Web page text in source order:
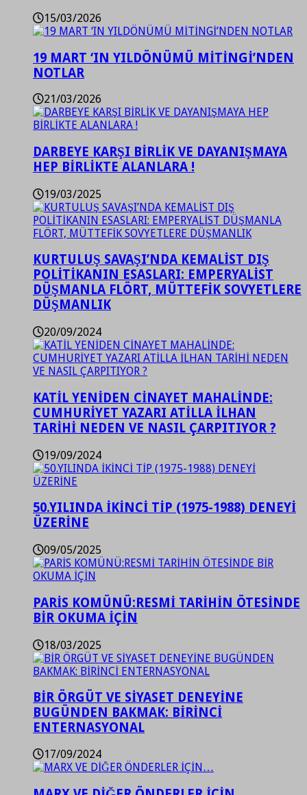
15/03/2026
19 MART ‘IN YILDÖNÜMÜ MİTİNGİ’NDEN
NOTLAR
21/03/2026
DARBEYE KARŞI BİRLİK VE DAYANIŞMAYA
HEP BİRLİKTE ALANLARA !
19/03/2025
KURTULUŞ SAVAŞI’NDA KEMALİST DIŞ
POLİTİKANIN ESASLARI: EMPERYALİST
DÜŞMANLA FLÖRT, MÜTTEFİK SOVYETLERE
DÜŞMANLIK
20/09/2024
KATİL YENİDEN CİNAYET MAHALİNDE:
CUMHURİYET YAZARI ATİLLA İLHAN
TARİHİ NEDEN VE NASIL ÇARPITIYOR ?
19/09/2024
50.YILINDA İKİNCİ TİP (1975-1988) DENEYİ
ÜZERİNE
09/05/2025
PARİS KOMÜNÜ:RESMİ TARİHİN ÖTESİNDE
BİR OKUMA İÇİN
18/03/2025
BİR ÖRGÜT VE SİYASET DENEYİNE
BUGÜNDEN BAKMAK: BİRİNCİ
ENTERNASYONAL
17/09/2024